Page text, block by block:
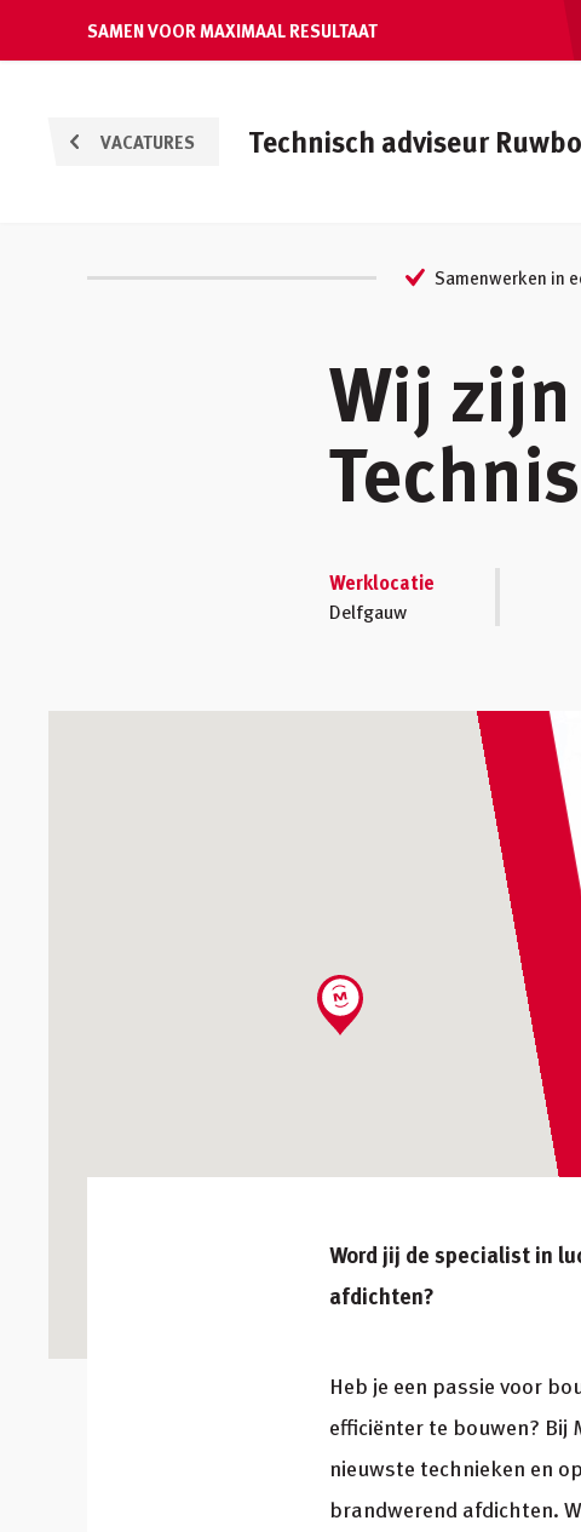
SAMEN VOOR MAXIMAAL RESULTAAT
VACATURES Technisch adviseur
Samenwerken in
Wij
Werklocatie
Delfgauw
Word jij de specialist in
afdichten?
Heb je een passie voor
efficiënter te bouwen? Bij
nieuwste technieken en
brandwerend afdichten.